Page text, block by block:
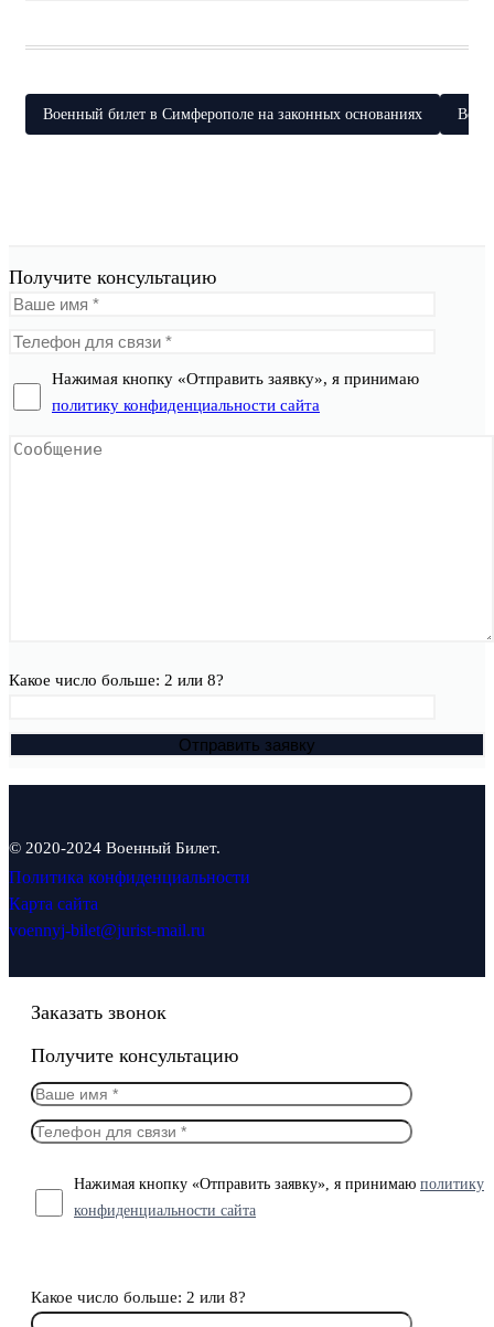
Военный билет в Симферополе на законных основаниях
Получите консультацию
Нажимая кнопку «Отправить заявку», я принимаю
политику конфиденциальности сайта
Какое число больше: 2 или 8?
© 2020-2024 Военный Билет.
Политика конфиденциальности
Карта сайта
voennyj-bilet@jurist-mail.ru
Заказать звонок
Получите консультацию
Нажимая кнопку «Отправить заявку», я принимаю политику
конфиденциальности сайта
Какое число больше: 2 или 8?